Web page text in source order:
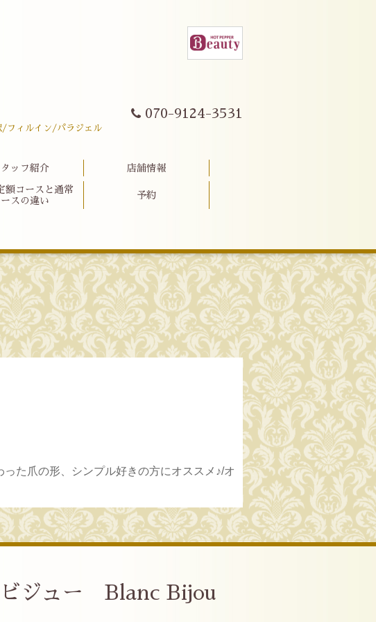
070-9124-3531
/フィルイン/パラジェル
タッフ紹介 店舗情報
額コースと通常
ースの違い
予約
た爪の形、シンプル好きの方にオススメ♪/オ
ジュー Blanc Bijou